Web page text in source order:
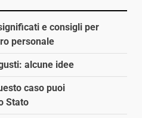
e consigli per
personale
alcune idee
caso puoi
Stato